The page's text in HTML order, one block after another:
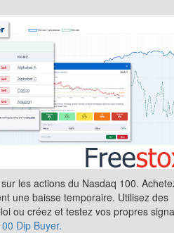
les actions du Nasdaq 100.
une baisse temporaire. Utilisez des
ou créez et testez vos propres
Dip Buyer.